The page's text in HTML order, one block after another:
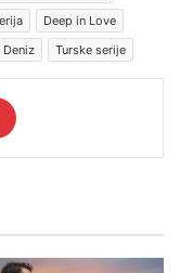
Deep in Love
Deniz Turske serije